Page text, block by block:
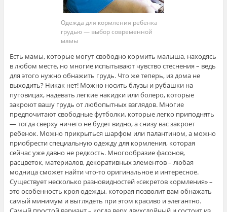
Одежда для кормления ребенка
грудью — выбор современной
мамы
Есть мамы, которые могут свободно кормить малыша, находясь
в любом месте, но многие испытывают чувство стеснения – ведь
для этого нужно обнажить грудь. Что же теперь, из дома не
выходить? Никак нет! Можно носить блузы и рубашки на
пуговицах, надевать легкие накидки или болеро, которые
закроют вашу грудь от любопытных взглядов. Многие
предпочитают свободные футболки, которые легко приподнять
— тогда сверху ничего не будет видно, а снизу вас закроет
ребенок. Можно прикрыться шарфом или палантином, а можно
приобрести специальную одежду для кормления, которая
сейчас уже давно не редкость. Многообразие фасонов,
расцветок, материалов, декоративных элементов – любая
модница сможет найти что-то оригинальное и интересное.
Существует несколько разновидностей «секретов кормления» –
это особенность кроя одежды, которая позволит вам обнажать
самый минимум и выглядеть при этом красиво и элегантно.